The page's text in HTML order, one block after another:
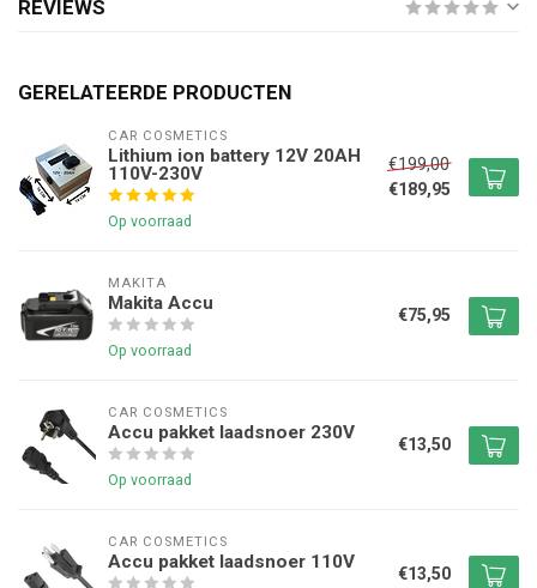
REVIEWS
GERELATEERDE PRODUCTEN
CAR COSMETICS
Lithium ion battery 12V 20AH
110V-230V
Op voorraad
€199,00
€189,95
MAKITA
Makita Accu
Op voorraad
€75,95
CAR COSMETICS
Accu pakket laadsnoer 230V
Op voorraad
€13,50
CAR COSMETICS
Accu pakket laadsnoer 110V
€13,50